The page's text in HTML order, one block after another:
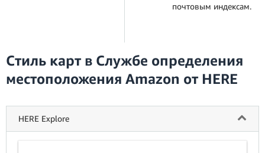
почтовым индексам.
Стиль карт в Службе определения
местоположения Amazon от HERE
HERE Explore